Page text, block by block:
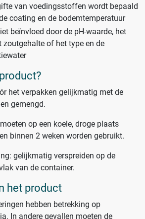
van voedingsstoffen wordt bepaald
coating en de bodemtemperatuur
beïnvloed door de pH-waarde, het
zoutgehalte of het type en de
het verpakken gelijkmatig met de
gemengd.
op een koele, droge plaats
binnen 2 weken worden gebruikt.
gelijkmatig verspreiden op de
van de container.
het product
hebben betrekking op
In andere gevallen moeten de